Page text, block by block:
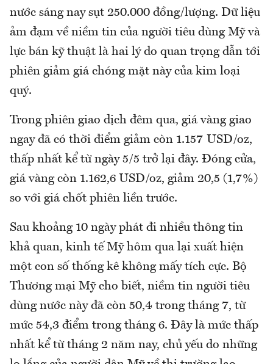
nước sáng nay sụt 250.000 đồng/lượng. Dữ liệu
ảm đạm về niềm tin của người tiêu dùng Mỹ và
lực bán kỹ thuật là hai lý do quan trọng dẫn tới
phiên giảm giá chóng mặt này của kim loại
quý.
Trong phiên giao dịch đêm qua, giá vàng giao
ngay đã có thời điểm giảm còn 1.157 USD/oz,
thấp nhất kể từ ngày 5/5 trở lại đây. Đóng cửa,
giá vàng còn 1.162,6 USD/oz, giảm 20,5 (1,7%)
so với giá chốt phiên liền trước.
Sau khoảng 10 ngày phát đi nhiều thông tin
khả quan, kinh tế Mỹ hôm qua lại xuất hiện
một con số thống kê không mấy tích cực. Bộ
Thương mại Mỹ cho biết, niềm tin người tiêu
dùng nước này đã còn 50,4 trong tháng 7, từ
mức 54,3 điểm trong tháng 6. Đây là mức thấp
nhất kể từ tháng 2 năm nay, chủ yếu do những